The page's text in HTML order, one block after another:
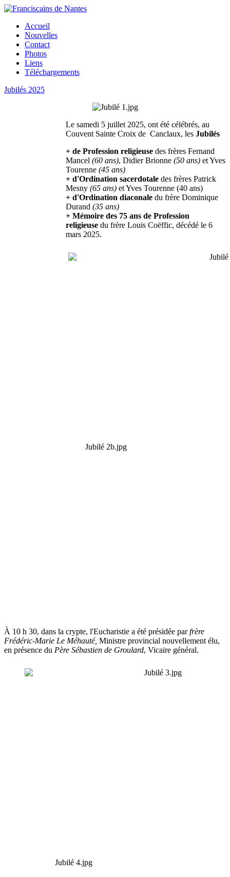
Accueil
Nouvelles
Contact
Photos
Liens
Téléchargements
Jubilés 2025
Le samedi 5 juillet 2025, ont été célébrés, au
Couvent Sainte Croix de Canclaux, les Jubilés
+ de Profession religieuse des frères Fernand
Mancel (60 ans), Didier Brionne (50 ans) et Yves
Tourenne (45 ans)
+ d'Ordination sacerdotale des frères Patrick
Mesny (65 ans) et Yves Tourenne (40 ans)
+ d'Ordination diaconale du frère Dominique
Durand (35 ans)
+ Mémoire des 75 ans de Profession
religieuse du frère Louis Coëffic, décédé le 6
mars 2025.
À 10 h 30, dans la crypte, l'Eucharistie a été présidée parfrère
Frédéric-Marie Le Méhauté, Ministre provincial nouvellement élu,
en présence du Père Sébastien de Groulard, Vicaire général.